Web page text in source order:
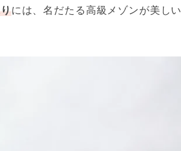
には、名だたる高級メゾンが美しい